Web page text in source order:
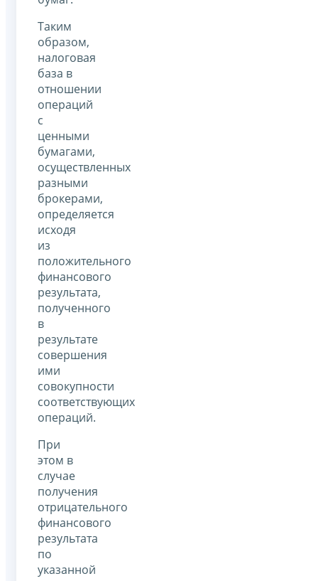
Таким
образом,
налоговая
база в
отношении
операций
с
ценными
бумагами,
осуществленных
разными
брокерами,
определяется
исходя
из
положительного
финансового
результата,
полученного
в
результате
совершения
ими
совокупности
соответствующих
операций.
При
этом в
случае
получения
отрицательного
финансового
результата
по
указанной